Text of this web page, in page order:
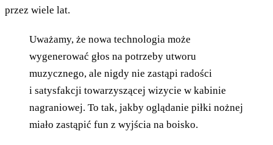
przez wiele lat.
Uważamy, że nowa technologia może
wygenerować głos na potrzeby utworu
muzycznego, ale nigdy nie zastąpi radości
i satysfakcji towarzyszącej wizycie w kabinie
nagraniowej. To tak, jakby oglądanie piłki nożnej
miało zastąpić fun z wyjścia na boisko.